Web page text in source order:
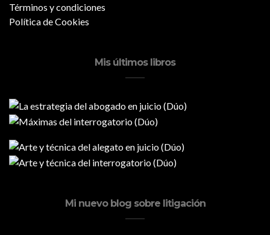
Términos y condiciones
Política de Cookies
Mis últimos libros
Mi nuevo blog sobre litigación